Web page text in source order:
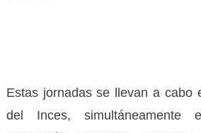
Estas jornadas se llevan a cabo
del Inces,